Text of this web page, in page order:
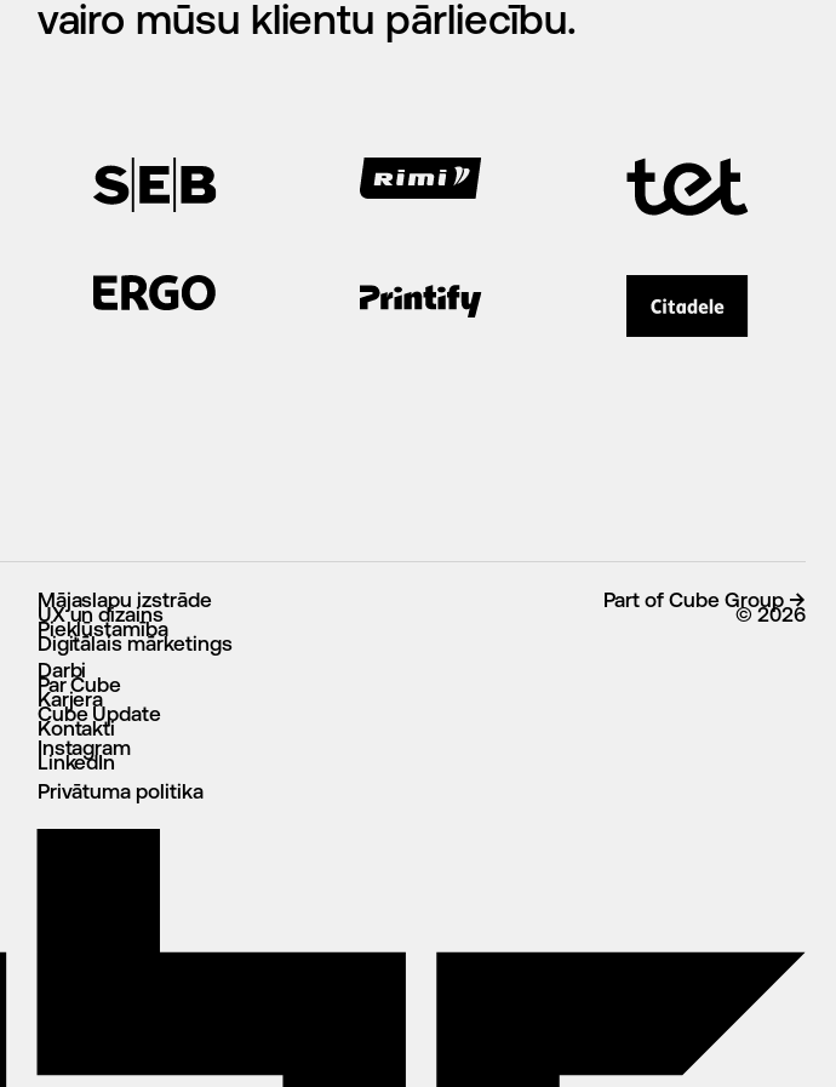
vairo mūsu klientu pārliecību.
Mājaslapu izstrāde
UX un dizains
Piekļūstamība
Digitālais mārketings
Darbi
Par Cube
Karjera
Cube Update
Kontakti
Instagram
LinkedIn
Privātuma politika
Part of Cube Group →
© 2026